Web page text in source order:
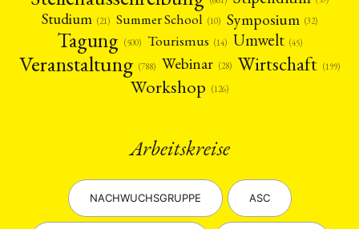
ARBEITSKREISE VERANSTALTUNGEN
ANTRAG AUF EINEN SMALL GRANT DER DGA MITGLIEDERBEREICH
MITGLIEDSCHAFT
Studium (21) Summer School (10) Symposium (32)
Tagung (500) Tourismus (14) Umwelt (45)
Veranstaltung (788) Webinar (28) Wirtschaft (199)
Workshop (126)
Arbeitskreise
NACHWUCHSGRUPPE ASC